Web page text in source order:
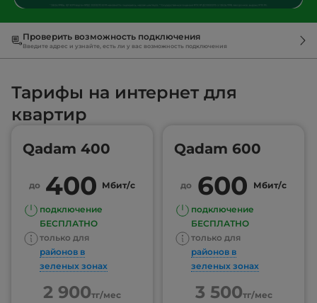
Проверить возможность подключения
Введите адрес и узнайте, есть ли у вас возможность подключения
Тарифы на интернет для
квартир
Qadam 400
до 400 Мбит/с
подключение
БЕСПЛАТНО
только для
районов в
зеленых зонах
2 900тг/мес
Qadam 600
до 600 Мбит/с
подключение
БЕСПЛАТНО
только для
районов в
зеленых зонах
3 500тг/мес